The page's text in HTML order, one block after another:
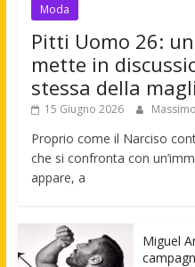
Moda
Pitti Uomo 26:
mette in
stessa della
15 Giugno 2026
Proprio come il Narciso
che si confronta con
appare, a
Miguel